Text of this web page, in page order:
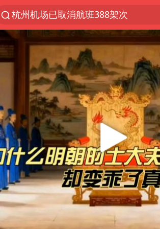
杭州机场已取消航班388架次
上半年我国经营主体结构持续优化
上海暴雨红色预警
《披荆斩棘2026》阵容官宣
白海豚北上或致京津冀暴雨
国足U17与阿森纳决赛取消 并列冠军
上海有出现龙卷潜势
王艺迪无缘横滨赛决赛
上门女婿出轨女邻居多年被判重婚罪
女子发现前夫婚内与第三者育子
以军士兵把枪口对准中国记者